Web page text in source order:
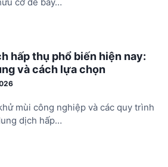
hấp thụ phổ biến hiện nay:
và cách lựa chọn
mùi công nghiệp và các quy trình
dịch hấp…